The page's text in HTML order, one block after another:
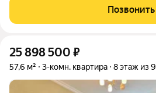
которому
Позвонить
25 898 500 ₽
57,6 м² 3-комн. квартира 8 этаж из 9